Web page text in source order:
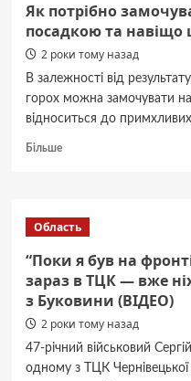
Як потрібно
посадкою та навіщо
2 роки тому назад
В залежності від
горох можна замочувати
відноситься до примхливих
БільшеДокладніше
горох
посадкою
та
навіщо
взагалі
Область
“Поки я був на
зараз в ТЦК — вже
з Буковини (ВІДЕО)
2 роки тому назад
47-річний військовий
одному з ТЦК Чернівецької